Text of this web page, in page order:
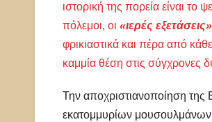
ιστορική της πορεία είναι το
πόλεμοι, οι «ιερές
φρικιαστικά και πέρα από
καμμία θέση στις σύγχρονες
Την αποχριστιανοποίηση της
εκατομμυρίων μουσουλμάνων